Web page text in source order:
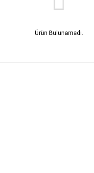
Ürün Bulunamadı.